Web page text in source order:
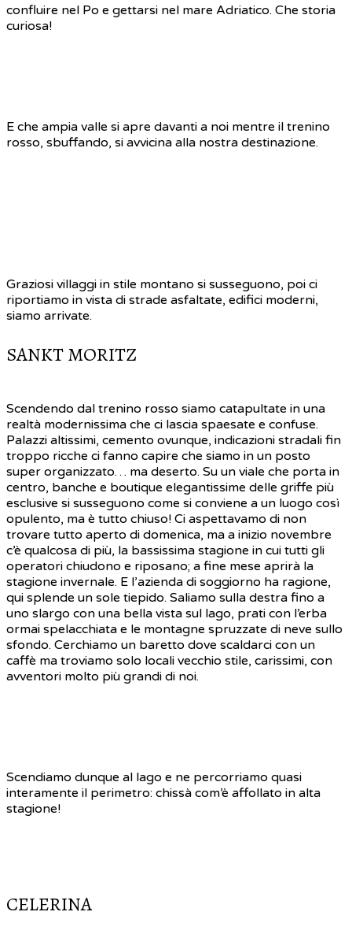
confluire nel Po e gettarsi nel mare Adriatico. Che storia
curiosa!
E che ampia valle si apre davanti a noi mentre il trenino
rosso, sbuffando, si avvicina alla nostra destinazione.
Graziosi villaggi in stile montano si susseguono, poi ci
riportiamo in vista di strade asfaltate, edifici moderni,
siamo arrivate.
SANKT MORITZ
Scendendo dal trenino rosso siamo catapultate in una
realtà modernissima che ci lascia spaesate e confuse.
Palazzi altissimi, cemento ovunque, indicazioni stradali fin
troppo ricche ci fanno capire che siamo in un posto
super organizzato… ma deserto. Su un viale che porta in
centro, banche e boutique elegantissime delle griffe più
esclusive si susseguono come si conviene a un luogo così
opulento, ma è tutto chiuso! Ci aspettavamo di non
trovare tutto aperto di domenica, ma a inizio novembre
c’è qualcosa di più, la bassissima stagione in cui tutti gli
operatori chiudono e riposano; a fine mese aprirà la
stagione invernale. E l’azienda di soggiorno ha ragione,
qui splende un sole tiepido. Saliamo sulla destra fino a
uno slargo con una bella vista sul lago, prati con l’erba
ormai spelacchiata e le montagne spruzzate di neve sullo
sfondo. Cerchiamo un baretto dove scaldarci con un
caffè ma troviamo solo locali vecchio stile, carissimi, con
avventori molto più grandi di noi.
Scendiamo dunque al lago e ne percorriamo quasi
interamente il perimetro: chissà com’è affollato in alta
stagione!
CELERINA